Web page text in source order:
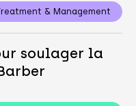
& Management
soulager la